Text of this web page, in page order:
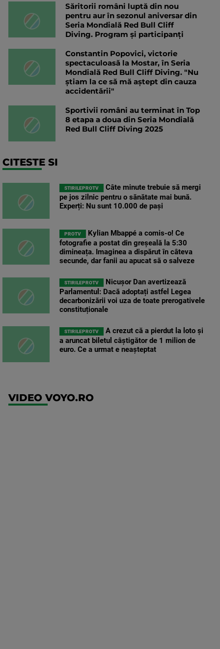
Săritorii români luptă din nou
pentru aur în sezonul aniversar din
Seria Mondială Red Bull Cliff
Diving. Program și participanți
Constantin Popovici, victorie
spectaculoasă la Mostar, în Seria
Mondială Red Bull Cliff Diving. "Nu
știam la ce să mă aștept din cauza
accidentării"
Sportivii români au terminat în Top
8 etapa a doua din Seria Mondială
Red Bull Cliff Diving 2025
CITESTE SI
STIRILEPROTV
Câte minute trebuie să mergi
pe jos zilnic pentru o sănătate mai bună.
Experți: Nu sunt 10.000 de pași
PROTV
Kylian Mbappé a comis-o! Ce
fotografie a postat din greșeală la 5:30
dimineața. Imaginea a dispărut în câteva
secunde, dar fanii au apucat să o salveze
STIRILEPROTV
Nicușor Dan avertizează
Parlamentul: Dacă adoptați astfel Legea
decarbonizării voi uza de toate prerogativele
constituționale
STIRILEPROTV
A crezut că a pierdut la loto și
a aruncat biletul câștigător de 1 milion de
euro. Ce a urmat e neașteptat
VIDEO VOYO.RO